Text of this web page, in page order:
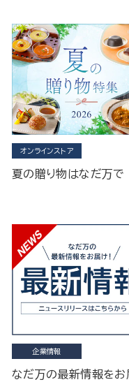
オンラインストア
夏の贈り物はなだ万で
企業情報
なだ万の最新情報をお